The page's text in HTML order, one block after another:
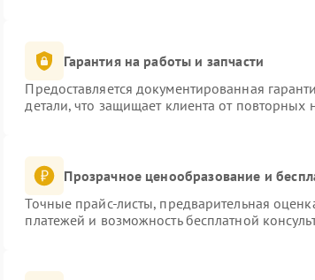
Гарантия на работы и запчасти
Предоставляется документированная
детали, что защищает клиента от повторных
Прозрачное ценообразование и
Точные прайс-листы, предварительная
платежей и возможность бесплатной